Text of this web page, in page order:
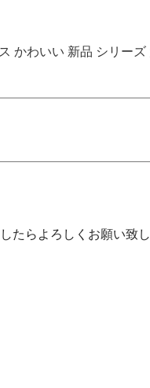
かわいい 新品 シリーズ
らよろしくお願い致し